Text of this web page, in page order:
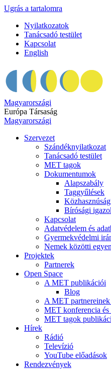
Ugrás a tartalomra
Nyilatkozatok
Tanácsadó testület
Kapcsolat
English
Magyarországi
Európa Társaság
Magyarországi
Szervezet
Szándéknyilatkozat
Tanácsadó testület
MET tagok
Dokumentumok
Alapszabály
Taggyűlések
Bírósági
Kapcsolat
Adatvédelem és
Gyermekvédelmi
Nemek közötti
Projektek
Partnerek
Open Space
A MET publikációi
Blog
A MET
MET konferencia
MET tagok
Hírek
Rádió
Televízió
YouTube előadások
Rendezvények